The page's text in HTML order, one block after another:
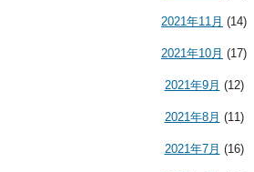
2021年11月 (14)
2021年10月 (17)
2021年9月 (12)
2021年8月 (11)
2021年7月 (16)